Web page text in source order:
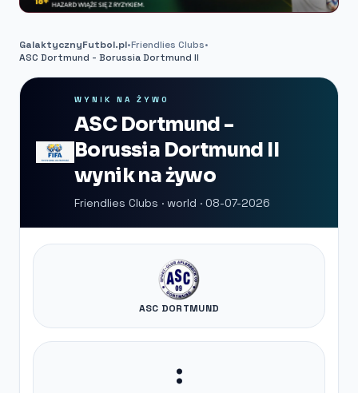
GalaktycznyFutbol.pl•Friendlies Clubs•
ASC Dortmund - Borussia Dortmund II
WYNIK NA ŻYWO
ASC Dortmund -
Borussia Dortmund II
wynik na żywo
Friendlies Clubs · world · 08-07-2026
ASC DORTMUND
: